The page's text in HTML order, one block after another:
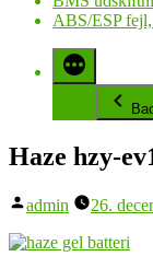
ABS/ESP
Haze hzy-
Posted
admin 26.